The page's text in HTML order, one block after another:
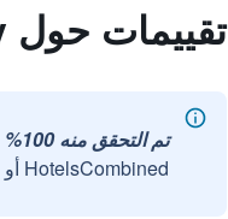
تقييمات حول Hotel Viking City
تم التحقق منه 100%
HotelsCombined أو مع شركائنا الخارجيين الموثوقين.